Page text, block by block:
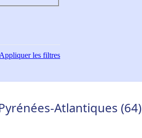
Appliquerles filtres
Atlantiques (64)